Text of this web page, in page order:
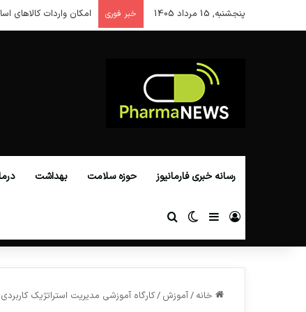
پنجشنبه, 15 مرداد 1405 خبر فوری امکان واردات کالاهای
رسانه خبری فارمانیوز حوزه سلامت بهداشت
ورود سایدبارتغییر پوسته
خانه /آموزش /کارگاه آموزشی مدیریت استراتژیک